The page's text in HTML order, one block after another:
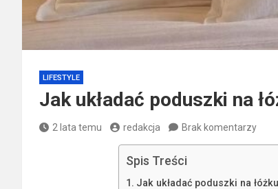
LIFESTYLE
Jak układać poduszki na
2 lata temu redakcja Brak komentarzy
Spis Treści
Jak układać poduszki na